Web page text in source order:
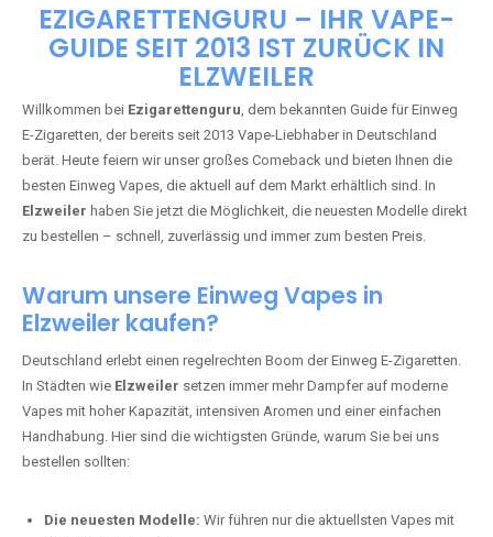
EZIGARETTENGURU – IHR VAPE-
GUIDE SEIT 2013 IST ZURÜCK IN
ELZWEILER
Willkommen bei Ezigarettenguru, dem bekannten Guide für Einweg
E-Zigaretten, der bereits seit 2013 Vape-Liebhaber in Deutschland
berät. Heute feiern wir unser großes Comeback und bieten Ihnen die
besten Einweg Vapes, die aktuell auf dem Markt erhältlich sind. In
Elzweiler haben Sie jetzt die Möglichkeit, die neuesten Modelle direkt
zu bestellen – schnell, zuverlässig und immer zum besten Preis.
Warum unsere Einweg Vapes in
Elzweiler kaufen?
Deutschland erlebt einen regelrechten Boom der Einweg E-Zigaretten.
In Städten wie Elzweiler setzen immer mehr Dampfer auf moderne
Vapes mit hoher Kapazität, intensiven Aromen und einer einfachen
Handhabung. Hier sind die wichtigsten Gründe, warum Sie bei uns
bestellen sollten:
Die neuesten Modelle: Wir führen nur die aktuellsten Vapes mit